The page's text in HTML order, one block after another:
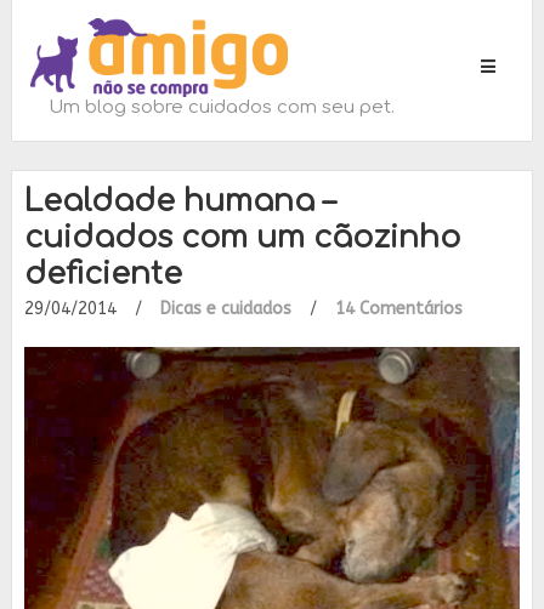
Toggle
Um blog sobre cuidados com seu pet.
Lealdade humana –
cuidados com um cãozinho
deficiente
29/04/2014 / Dicas e cuidados / 14 Comentários